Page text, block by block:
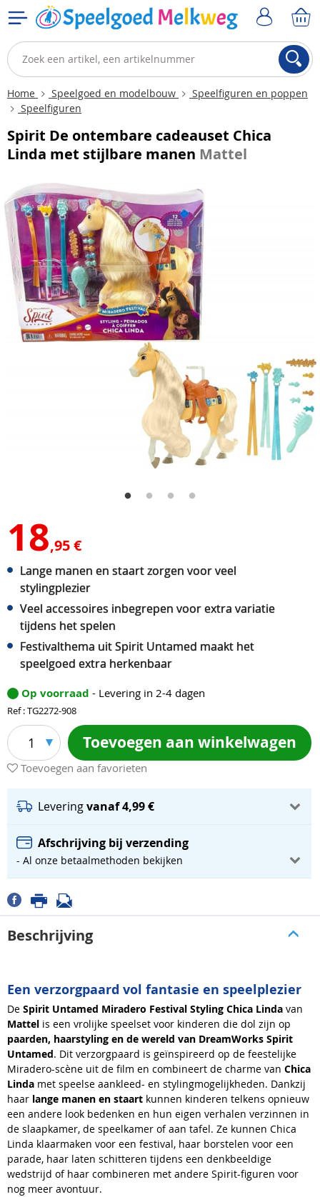
Home Speelgoed en modelbouw
Speelfiguren en poppen
Speelfiguren
Spirit De ontembare cadeauset Chica
Linda met stijlbare manen Mattel
18,95 €
Lange manen en staart zorgen voor veel
stylingplezier
Veel accessoires inbegrepen voor extra variatie
tijdens het spelen
Festivalthema uit Spirit Untamed maakt het
speelgoed extra herkenbaar
Op voorraad - Levering in 2-4 dagen
Ref : TG2272-908
1 Toevoegen aan winkelwagen
Toevoegen aan favorieten
Leveringvanaf 4,99 €
Afschrijving bij verzending
- Al onze betaalmethoden bekijken
Beschrijving
Een verzorgpaard vol fantasie en speelplezier
De Spirit Untamed Miradero Festival Styling Chica Linda van
Mattel is een vrolijke speelset voor kinderen die dol zijn op
paarden, haarstyling en de wereld van DreamWorks Spirit
Untamed. Dit verzorgpaard is geïnspireerd op de feestelijke
Miradero-scène uit de film en combineert de charme van Chica
Linda met speelse aankleed- en stylingmogelijkheden. Dankzij
haar lange manen en staart kunnen kinderen telkens opnieuw
een andere look bedenken en hun eigen verhalen verzinnen in
de slaapkamer, de speelkamer of aan tafel. Ze kunnen Chica
Linda klaarmaken voor een festival, haar borstelen voor een
parade, haar laten schitteren tijdens een denkbeeldige
wedstrijd of haar combineren met andere Spirit-figuren voor
nog meer avontuur.